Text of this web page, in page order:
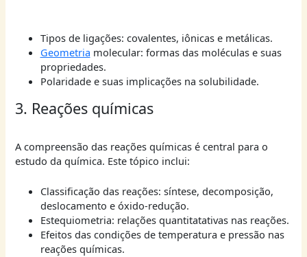
Tipos de ligações: covalentes, iônicas e metálicas.
Geometria molecular: formas das moléculas e suas
propriedades.
Polaridade e suas implicações na solubilidade.
3. Reações químicas
A compreensão das reações químicas é central para o
estudo da química. Este tópico inclui:
Classificação das reações: síntese, decomposição,
deslocamento e óxido-redução.
Estequiometria: relações quantitatativas nas reações.
Efeitos das condições de temperatura e pressão nas
reações químicas.